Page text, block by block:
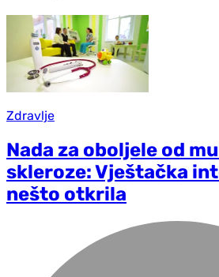
Zdravlje
Nada za oboljele od
skleroze: Vještačka
nešto otkrila